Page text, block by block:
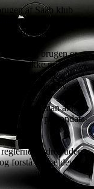
af Saab klub
et par enkle regler,
moderator,
og brugen er
Der er ikke noget
ikke er
udover hvad
bekræfter man at have
og vores persondata-
ændres uden
forstå de gældende